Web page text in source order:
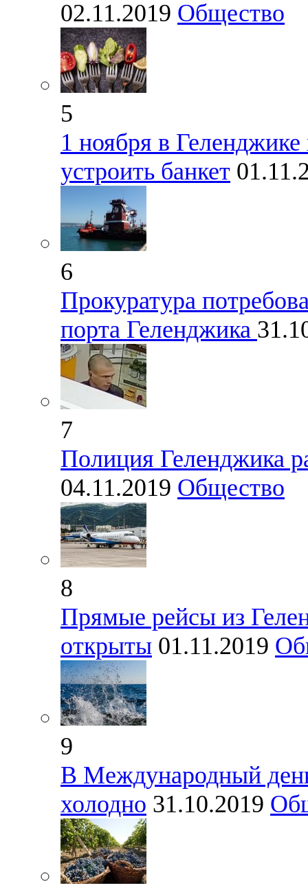
02.11.2019 Общество
5
1 ноября в Геленджике
устроить банкет
6
Прокуратура
порта Геленджика
7
Полиция Геленджика
04.11.2019 Общество
8
Прямые рейсы из
открыты 01.11.2019
9
В Международный
холодно 31.10.2019